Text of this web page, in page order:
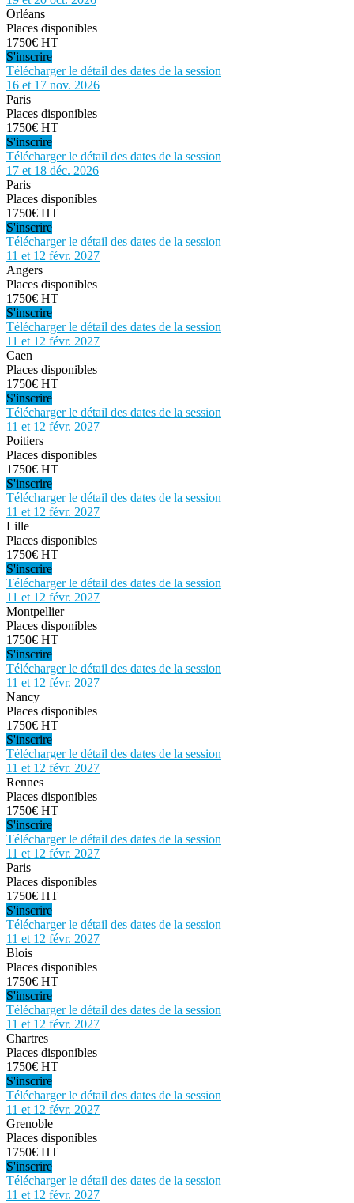
Orléans
Places disponibles
1750€ HT
S'inscrire
Télécharger le détail des dates de la session
16 et 17 nov. 2026
Paris
Places disponibles
1750€ HT
S'inscrire
Télécharger le détail des dates de la session
17 et 18 déc. 2026
Paris
Places disponibles
1750€ HT
S'inscrire
Télécharger le détail des dates de la session
11 et 12 févr. 2027
Angers
Places disponibles
1750€ HT
S'inscrire
Télécharger le détail des dates de la session
11 et 12 févr. 2027
Caen
Places disponibles
1750€ HT
S'inscrire
Télécharger le détail des dates de la session
11 et 12 févr. 2027
Poitiers
Places disponibles
1750€ HT
S'inscrire
Télécharger le détail des dates de la session
11 et 12 févr. 2027
Lille
Places disponibles
1750€ HT
S'inscrire
Télécharger le détail des dates de la session
11 et 12 févr. 2027
Montpellier
Places disponibles
1750€ HT
S'inscrire
Télécharger le détail des dates de la session
11 et 12 févr. 2027
Nancy
Places disponibles
1750€ HT
S'inscrire
Télécharger le détail des dates de la session
11 et 12 févr. 2027
Rennes
Places disponibles
1750€ HT
S'inscrire
Télécharger le détail des dates de la session
11 et 12 févr. 2027
Paris
Places disponibles
1750€ HT
S'inscrire
Télécharger le détail des dates de la session
11 et 12 févr. 2027
Blois
Places disponibles
1750€ HT
S'inscrire
Télécharger le détail des dates de la session
11 et 12 févr. 2027
Chartres
Places disponibles
1750€ HT
S'inscrire
Télécharger le détail des dates de la session
11 et 12 févr. 2027
Grenoble
Places disponibles
1750€ HT
S'inscrire
Télécharger le détail des dates de la session
11 et 12 févr. 2027